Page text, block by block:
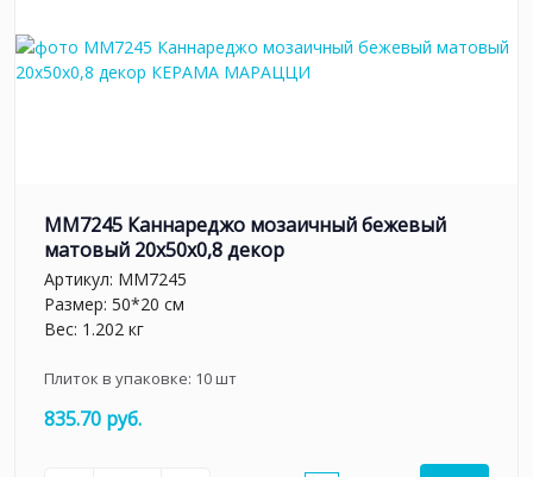
MM7245 Каннареджо мозаичный бежевый
матовый 20x50x0,8 декор
Артикул: MM7245
Размер: 50*20 см
Вес: 1.202 кг
Плиток в упаковке: 10шт
835.70 руб.